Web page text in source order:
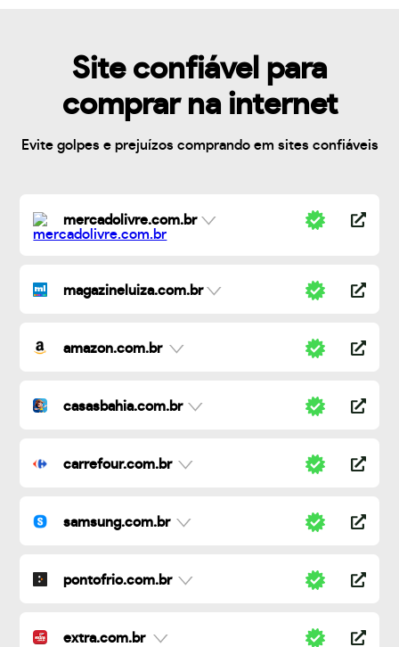
Site confiável para
comprar na internet
Evite golpes e prejuízos comprando em sites confiáveis
mercadolivre.com.br
magazineluiza.com.br
amazon.com.br
casasbahia.com.br
carrefour.com.br
samsung.com.br
pontofrio.com.br
extra.com.br